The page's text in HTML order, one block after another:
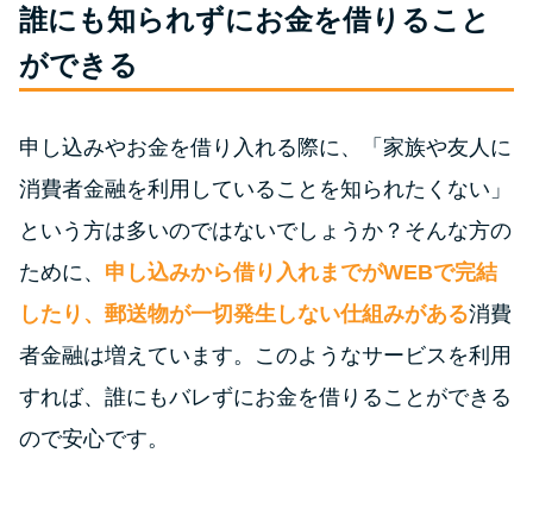
種類・特徴別一覧
は解決しないと危険な理由と対
処法3つ
家賃払えないが強制退去は避け
たい…市役所に相談より賢い方
法2選
誰にも知られずにお金を借りること
ができる
申し込みやお金を借り入れる際に、「家族や友人に
消費者金融を利用していることを知られたくない」
という方は多いのではないでしょうか？そんな方の
ために、 申し込みから借り入れまでがWEBで完結
したり、郵送物が一切発生しない仕組みがある消費
者金融は増えています。このようなサービスを利用
すれば、誰にもバレずにお金を借りることができる
ので安心です。